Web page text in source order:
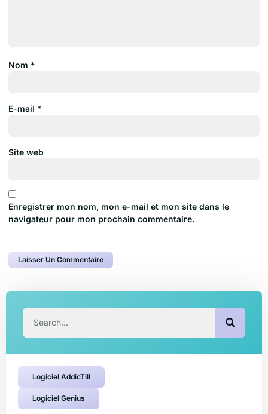
Nom *
E-mail *
Site web
Enregistrer mon nom, mon e-mail et mon site dans le
navigateur pour mon prochain commentaire.
Logiciel AddicTill
Logiciel Genius